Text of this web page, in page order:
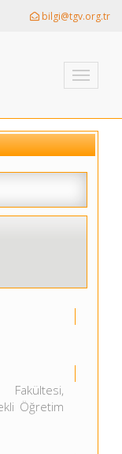
bilgi@tgv.org.tr
Toggle
Öğretim